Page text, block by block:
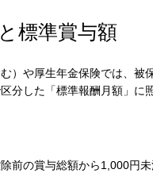
標準賞与額
）や厚生年金保険では、被
分した「標準報酬月額」
前の賞与総額から1,000円